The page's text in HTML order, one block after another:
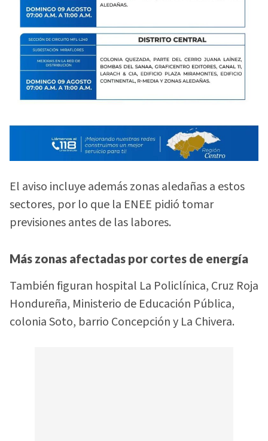
El aviso incluye además zonas aledañas a estos
sectores, por lo que la ENEE pidió tomar
previsiones antes de las labores.
Más zonas afectadas por cortes de energía
También figuran hospital La Policlínica, Cruz Roja
Hondureña, Ministerio de Educación Pública,
colonia Soto, barrio Concepción y La Chivera.